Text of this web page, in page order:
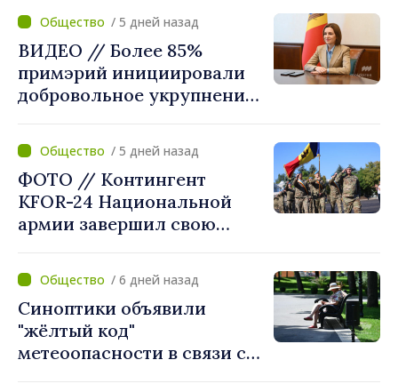
Новоаненской и Сорокской
районных больницах
/ 5 дней назад
ВИДЕО // Более 85%
примэрий инициировали
добровольное укрупнение.
приветствует смелые
решения местных властей:
«Вы поставили интересы
людей на первое место»
/ 5 дней назад
ФОТО // Контингент
KFOR-24 Национальной
армии завершил свою
/ 6 дней назад
Синоптики объявили
"жёлтый код"
метеоопасности в связи с